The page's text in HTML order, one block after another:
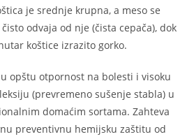
je srednje krupna, a meso se
odvaja od nje (čista cepača), dok
koštice izrazito gorko.
opštu otpornost na bolesti i visoku
(prevremeno sušenje stabla) u
domaćim sortama. Zahteva
preventivnu hemijsku zaštitu od